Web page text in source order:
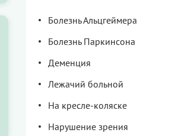
Болезнь Альцгеймера
Болезнь Паркинсона
Деменция
Лежачий больной
На кресле-коляске
Нарушение зрения